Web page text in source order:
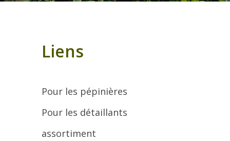
Liens
Pour les pépinières
Pour les détaillants
assortiment